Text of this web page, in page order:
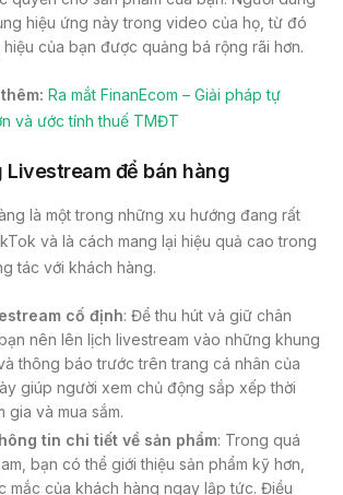
hiệu ứng này trong video của họ, từ đó
của bạn được quảng bá rộng rãi hơn.
Ra mắt FinanEcom – Giải pháp tự
và ước tính thuế TMĐT
Livestream để bán hàng
là một trong những xu hướng đang rất
và là cách mang lại hiệu quả cao trong
tác với khách hàng.
cố định: Để thu hút và giữ chân
nên lên lịch livestream vào những khung
thông báo trước trên trang cá nhân của
giúp người xem chủ động sắp xếp thời
gia và mua sắm.
tin chi tiết về sản phẩm: Trong quá
bạn có thể giới thiệu sản phẩm kỹ hơn,
mắc của khách hàng ngay lập tức. Điều